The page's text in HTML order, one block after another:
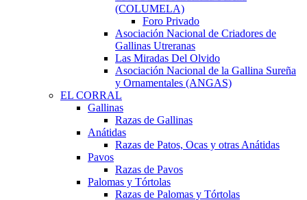
(COLUMELA)
Foro Privado
Asociación Nacional de Criadores de
Gallinas Utreranas
Las Miradas Del Olvido
Asociación Nacional de la Gallina Sureña
y Ornamentales (ANGAS)
EL CORRAL
Gallinas
Razas de Gallinas
Anátidas
Razas de Patos, Ocas y otras Anátidas
Pavos
Razas de Pavos
Palomas y Tórtolas
Razas de Palomas y Tórtolas